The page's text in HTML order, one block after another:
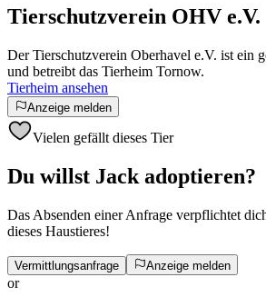
Tierschutzverein OHV e.V.
Der Tierschutzverein Oberhavel e.V. ist ein
und betreibt das Tierheim Tornow.
Tierheim ansehen
Anzeige melden
Vielen gefällt dieses Tier
Du willst Jack adoptieren?
Das Absenden einer Anfrage verpflichtet
dieses Haustieres!
Vermittlungsanfrage Anzeige melden
or